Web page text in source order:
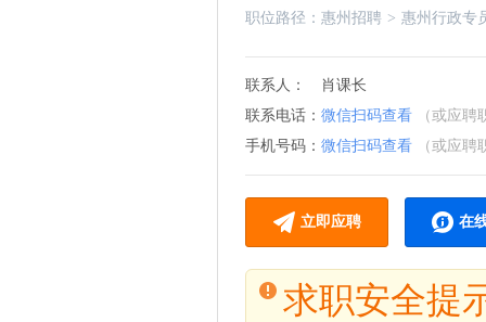
职位路径： 惠州招聘 > 惠州行政专
联系人：
肖课长
联系电话： 微信扫码查看
（或应聘
手机号码： 微信扫码查看 （或应聘
立即应聘 在
求职安全提